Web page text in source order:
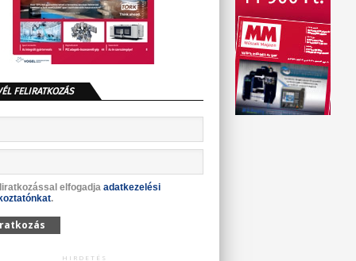
FELIRATKOZÁS
elfogadja adatkezelési
.
HIRDETÉS